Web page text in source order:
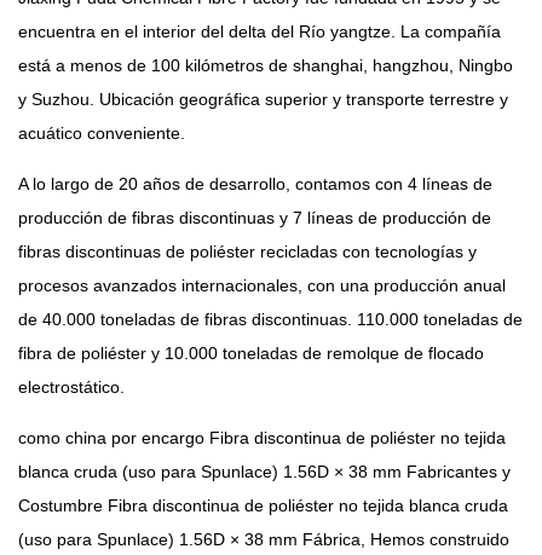
encuentra en el interior del delta del Río yangtze. La compañía
está a menos de 100 kilómetros de shanghai, hangzhou, Ningbo
y Suzhou. Ubicación geográfica superior y transporte terrestre y
acuático conveniente.
A lo largo de 20 años de desarrollo, contamos con 4 líneas de
producción de fibras discontinuas y 7 líneas de producción de
fibras discontinuas de poliéster recicladas con tecnologías y
procesos avanzados internacionales, con una producción anual
de 40.000 toneladas de fibras discontinuas. 110.000 toneladas de
fibra de poliéster y 10.000 toneladas de remolque de flocado
electrostático.
como china por encargo Fibra discontinua de poliéster no tejida
blanca cruda (uso para Spunlace) 1.56D × 38 mm Fabricantes y
Costumbre Fibra discontinua de poliéster no tejida blanca cruda
(uso para Spunlace) 1.56D × 38 mm Fábrica, Hemos construido